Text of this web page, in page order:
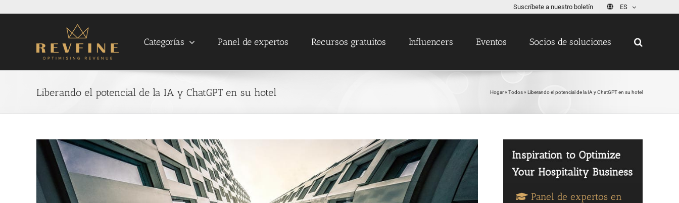
Suscríbete a nuestro boletín ES
Categorías Panel de expertos Recursos gratuitos Influencers Eventos Socios de soluciones
Liberando el potencial de la IA y ChatGPT en su hotel Hogar» Todos» Liberando el potencial de la IA y ChatGPT en su hotel
View
Larger
Image
Panel de expertos en